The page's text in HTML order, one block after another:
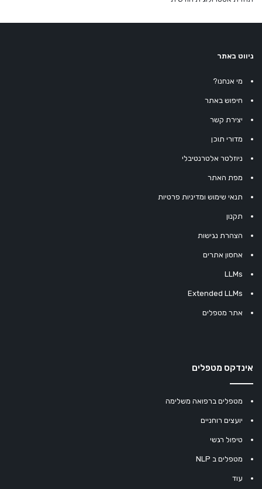
ניווט באתר
מי אנחנו?
חיפוש באתר
יצירת קשר
מדורי תוכן
ניוזלטר אלטרנטיבלי
מפת האתר
תנאי שימוש ומדיניות פרטיות
תקנון
הצהרת נגישות
אחסון אתרים
LLMs
Extended LLMs
אתר מטפלים
אינדקס מטפלים
מטפלים ברפואה משלימה
יועצים רוחניים
טיפול רגשי
מטפלים ב NLP
עוד